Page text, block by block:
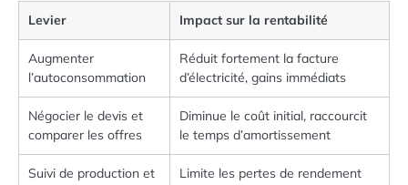
Levier Impact sur la rentabilité
Augmenter
l’autoconsommation
Réduit fortement la facture
d’électricité, gains immédiats
Négocier le devis et
comparer les offres
Diminue le coût initial, raccourcit
le temps d’amortissement
Suivi de production et
Limite les pertes de rendement